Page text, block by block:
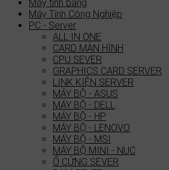
Máy tính bảng
Máy Tính Công Nghiệp
PC - Server
ALL IN ONE
CARD MÀN HÌNH
CPU SEVER
GRAPHICS CARD SERVER
LINK KIỆN SERVER
MÁY BỘ - ASUS
MÁY BỘ - DELL
MÁY BỘ - HP
MÁY BỘ - LENOVO
MÁY BỘ - MSI
MÁY BỘ MINI - NUC
Ổ CỨNG SEVER